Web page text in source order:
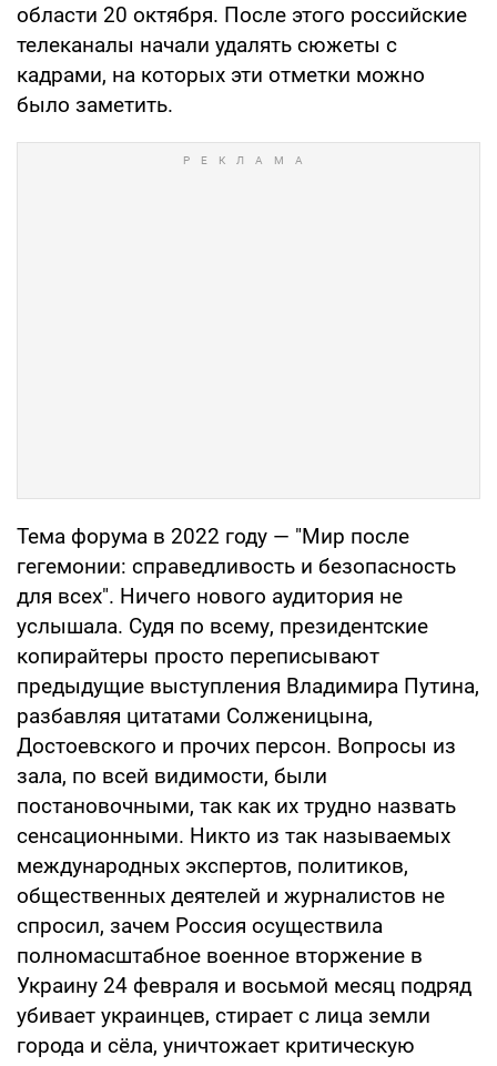
области 20 октября. После этого российские
телеканалы начали удалять сюжеты с
кадрами, на которых эти отметки можно
было заметить.
Тема форума в 2022 году — "Мир после
гегемонии: справедливость и безопасность
для всех". Ничего нового аудитория не
услышала. Судя по всему, президентские
копирайтеры просто переписывают
предыдущие выступления Владимира Путина,
разбавляя цитатами Солженицына,
Достоевского и прочих персон. Вопросы из
зала, по всей видимости, были
постановочными, так как их трудно назвать
сенсационными. Никто из так называемых
международных экспертов, политиков,
общественных деятелей и журналистов не
спросил, зачем Россия осуществила
полномасштабное военное вторжение в
Украину 24 февраля и восьмой месяц подряд
убивает украинцев, стирает с лица земли
города и сёла, уничтожает критическую